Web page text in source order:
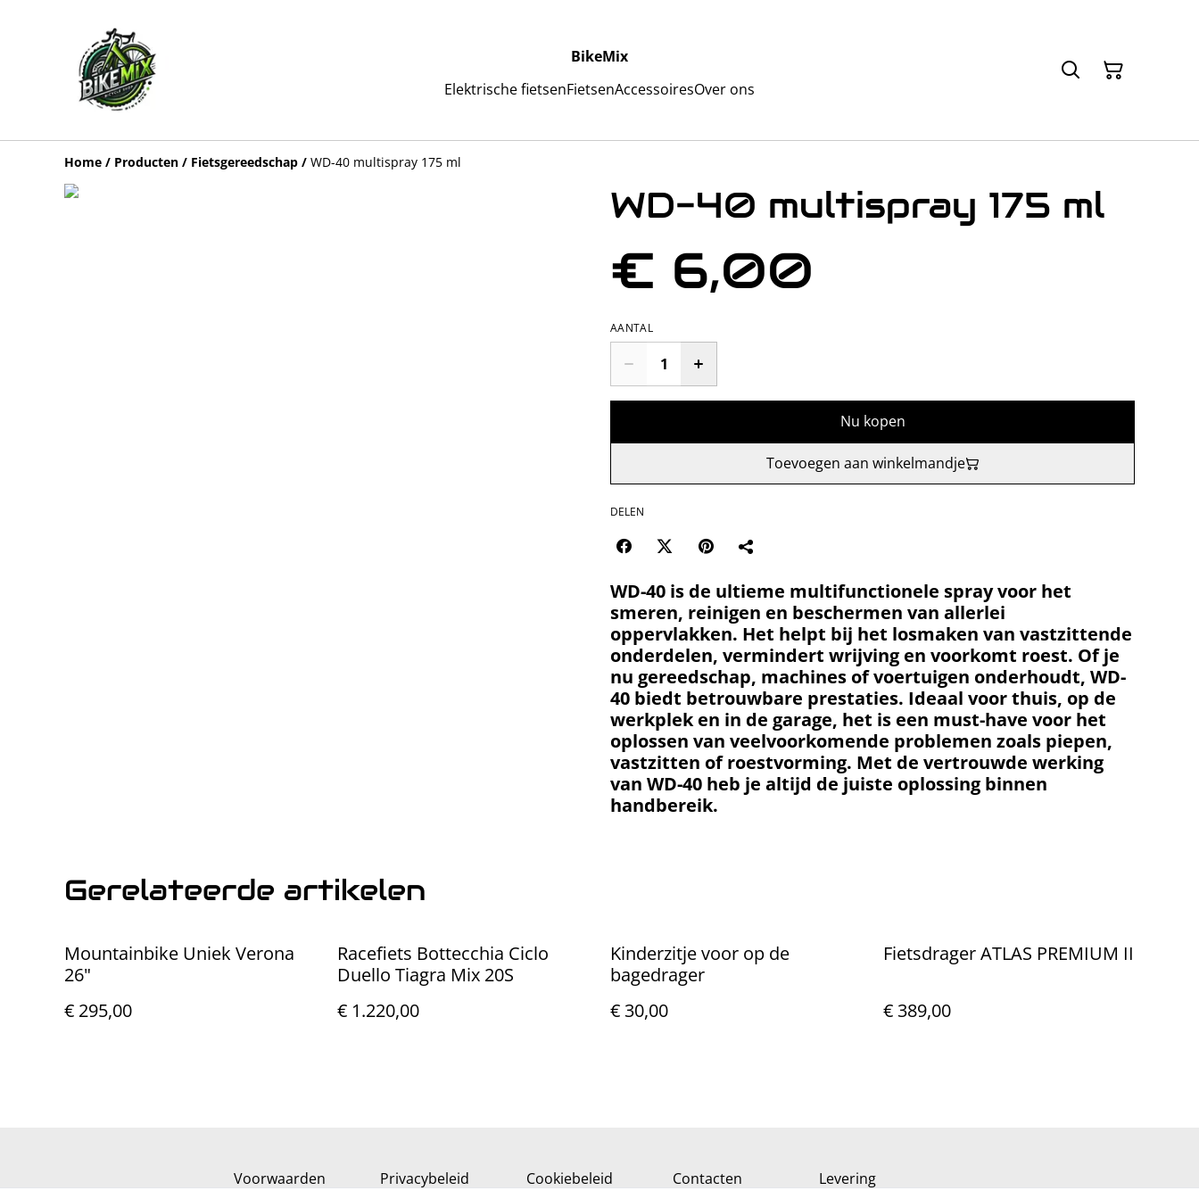
BikeMix
Elektrische fietsenFietsenAccessoiresOver ons
Home / Producten / Fietsgereedschap / WD-40 multispray 175 ml
WD-40 multispray 175 ml
€ 6,00
AANTAL
Nu kopen
Toevoegen aan winkelmandje
DELEN
WD-40 is de ultieme multifunctionele spray voor het
smeren, reinigen en beschermen van allerlei
oppervlakken. Het helpt bij het losmaken van vastzittende
onderdelen, vermindert wrijving en voorkomt roest. Of je
nu gereedschap, machines of voertuigen onderhoudt, WD-
40 biedt betrouwbare prestaties. Ideaal voor thuis, op de
werkplek en in de garage, het is een must-have voor het
oplossen van veelvoorkomende problemen zoals piepen,
vastzitten of roestvorming. Met de vertrouwde werking
van WD-40 heb je altijd de juiste oplossing binnen
handbereik.
Gerelateerde artikelen
Mountainbike Uniek Verona
26"
€ 295,00
Racefiets Bottecchia Ciclo
Duello Tiagra Mix 20S
€ 1.220,00
Kinderzitje voor op de
bagedrager
€ 30,00
Fietsdrager ATLAS PREMIUM II
€ 389,00
Voorwaarden Privacybeleid Cookiebeleid Contacten Levering